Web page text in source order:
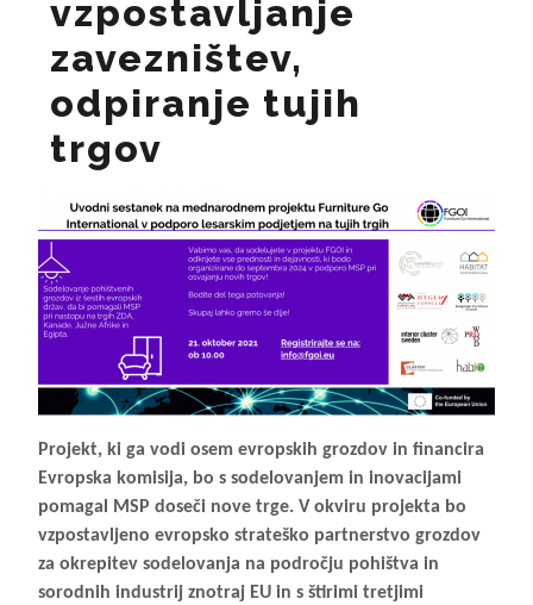
vzpostavljanje
zavezništev,
odpiranje tujih
trgov
Projekt, ki ga vodi osem evropskih grozdov in financira
Evropska komisija, bo s sodelovanjem in inovacijami
pomagal MSP doseči nove trge. V okviru projekta bo
vzpostavljeno evropsko strateško partnerstvo grozdov
za okrepitev sodelovanja na področju pohištva in
sorodnih industrij znotraj EU in s štirimi tretjimi